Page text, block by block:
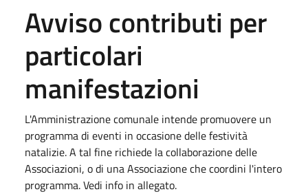
Avviso contributi per
particolari
manifestazioni
L'Amministrazione comunale intende promuovere un
programma di eventi in occasione delle festività
natalizie. A tal fine richiede la collaborazione delle
Associazioni, o di una Associazione che coordini l'intero
programma. Vedi info in allegato.